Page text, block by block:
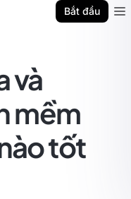
Bắt đầu
và
mềm
tốt